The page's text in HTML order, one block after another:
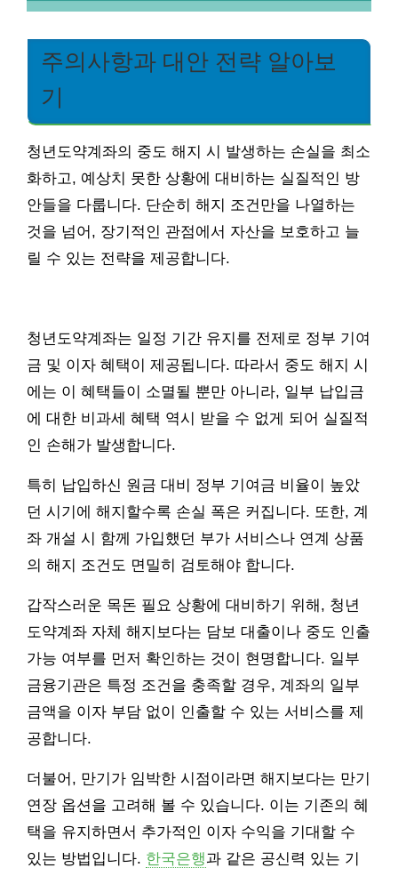
주의사항과 대안 전략 알아보
기
청년도약계좌의 중도 해지 시 발생하는 손실을 최소
화하고, 예상치 못한 상황에 대비하는 실질적인 방
안들을 다룹니다. 단순히 해지 조건만을 나열하는
것을 넘어, 장기적인 관점에서 자산을 보호하고 늘
릴 수 있는 전략을 제공합니다.
청년도약계좌는 일정 기간 유지를 전제로 정부 기여
금 및 이자 혜택이 제공됩니다. 따라서 중도 해지 시
에는 이 혜택들이 소멸될 뿐만 아니라, 일부 납입금
에 대한 비과세 혜택 역시 받을 수 없게 되어 실질적
인 손해가 발생합니다.
특히 납입하신 원금 대비 정부 기여금 비율이 높았
던 시기에 해지할수록 손실 폭은 커집니다. 또한, 계
좌 개설 시 함께 가입했던 부가 서비스나 연계 상품
의 해지 조건도 면밀히 검토해야 합니다.
갑작스러운 목돈 필요 상황에 대비하기 위해, 청년
도약계좌 자체 해지보다는 담보 대출이나 중도 인출
가능 여부를 먼저 확인하는 것이 현명합니다. 일부
금융기관은 특정 조건을 충족할 경우, 계좌의 일부
금액을 이자 부담 없이 인출할 수 있는 서비스를 제
공합니다.
더불어, 만기가 임박한 시점이라면 해지보다는 만기
연장 옵션을 고려해 볼 수 있습니다. 이는 기존의 혜
택을 유지하면서 추가적인 이자 수익을 기대할 수
있는 방법입니다. 한국은행과 같은 공신력 있는 기